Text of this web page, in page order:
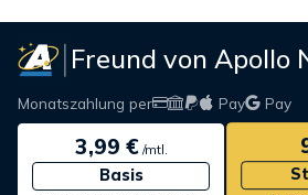
Freund von Apollo
Monatszahlung per Pay Pay
3,99 €/mtl.
Basis